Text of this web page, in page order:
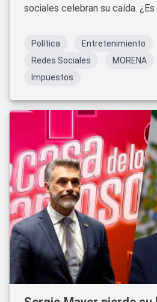
sociales celebran su caída.
Política Entretenimiento
Redes Sociales
MORENA
Impuestos